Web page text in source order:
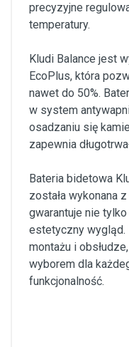
precyzyjne
temperatury.
Kludi Balance jest
EcoPlus, która
nawet do 50%.
w system
osadzaniu się
zapewnia
Bateria bidetowa
została wykonana
gwarantuje nie
estetyczny wygląd.
montażu i
wyborem dla
funkcjonalność.